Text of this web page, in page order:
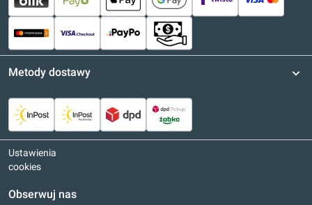
Metody dostawy
Ustawienia
cookies
Obserwuj nas